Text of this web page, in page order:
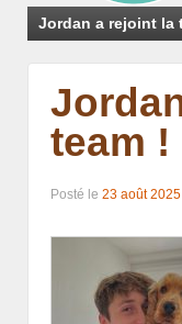
Jordan a rejoint la
team !
Posté le 23 août 2025